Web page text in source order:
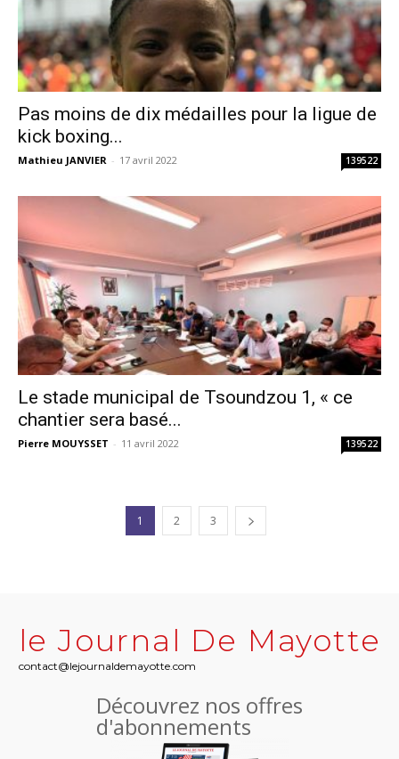
Pas moins de dix médailles pour la ligue de
kick boxing...
Mathieu JANVIER - 17 avril 2022 139522
Le stade municipal de Tsoundzou 1, « ce
chantier sera basé...
Pierre MOUYSSET - 11 avril 2022 139522
1 2 3
le Journal De Mayotte
contact@lejournaldemayotte.com
Découvrez nos offres
d'abonnements